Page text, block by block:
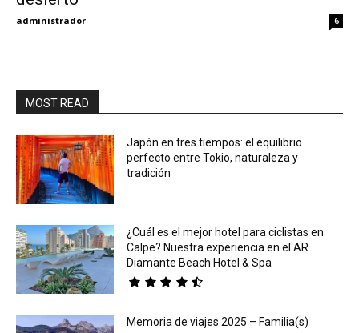
administrador 6
MOST READ
Japón en tres tiempos: el equilibrio
perfecto entre Tokio, naturaleza y
tradición
¿Cuál es el mejor hotel para ciclistas en
Calpe? Nuestra experiencia en el AR
Diamante Beach Hotel & Spa
Memoria de viajes 2025 – Familia(s)